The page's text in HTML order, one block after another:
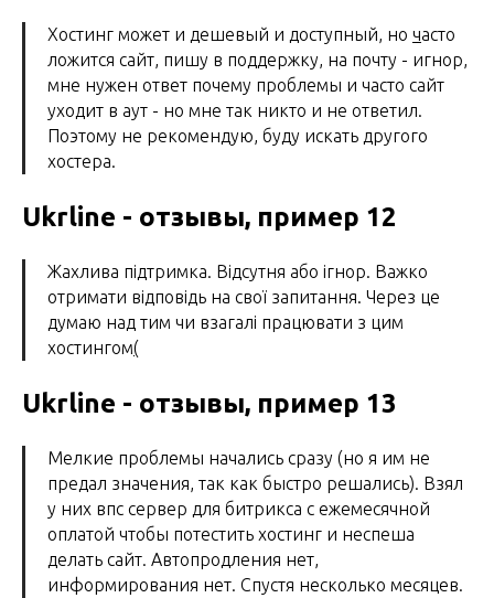
Хостинг может и дешевый и доступный, но часто
ложится сайт, пишу в поддержку, на почту - игнор,
мне нужен ответ почему проблемы и часто сайт
уходит в аут - но мне так никто и не ответил.
Поэтому не рекомендую, буду искать другого
хостера.
Ukrline - отзывы, пример 12
Жахлива підтримка. Відсутня або ігнор. Важко
отримати відповідь на свої запитання. Через це
думаю над тим чи взагалі працювати з цим
хостингом(
Ukrline - отзывы, пример 13
Мелкие проблемы начались сразу (но я им не
предал значения, так как быстро решались). Взял
у них впс сервер для битрикса с ежемесячной
оплатой чтобы потестить хостинг и неспеша
делать сайт. Автопродления нет,
информирования нет. Спустя несколько месяцев.